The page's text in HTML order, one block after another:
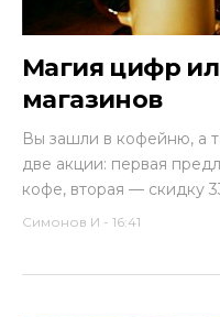
Магия цифр
магазинов
Вы зашли в кофейню, а
две акции: первая
кофе, вторая — скидку
Симонов И - 16:41